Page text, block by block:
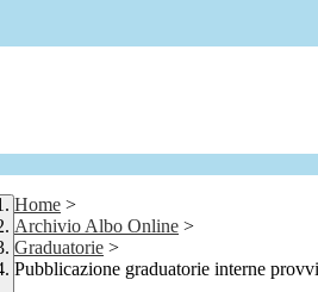
Home >
Archivio Albo Online >
Graduatorie >
Pubblicazione graduatorie interne